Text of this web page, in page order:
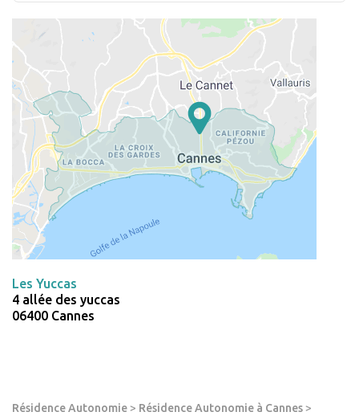
Résidence Autonomie > Résidence Autonomie à Cannes >
Les Yuccas
4 allée des yuccas
06400 Cannes